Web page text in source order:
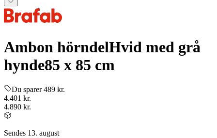
Ambon hörndelHvid med grå
hynde85 x 85 cm
Du sparer 489 kr.
4.401 kr.
4.890 kr.
Sendes 13. august